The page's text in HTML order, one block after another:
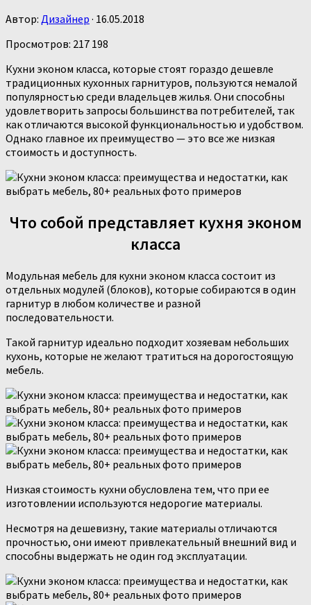
Автор: Дизайнер · 16.05.2018
Просмотров: 217 198
Кухни эконом класса, которые стоят гораздо дешевле
традиционных кухонных гарнитуров, пользуются немалой
популярностью среди владельцев жилья. Они способны
удовлетворить запросы большинства потребителей, так
как отличаются высокой функциональностью и удобством.
Однако главное их преимущество — это все же низкая
стоимость и доступность.
Что собой представляет кухня эконом
класса
Модульная мебель для кухни эконом класса состоит из
отдельных модулей (блоков), которые собираются в один
гарнитур в любом количестве и разной
последовательности.
Такой гарнитур идеально подходит хозяевам небольших
кухонь, которые не желают тратиться на дорогостоящую
мебель.
Низкая стоимость кухни обусловлена тем, что при ее
изготовлении используются недорогие материалы.
Несмотря на дешевизну, такие материалы отличаются
прочностью, они имеют привлекательный внешний вид и
способны выдержать не один год эксплуатации.